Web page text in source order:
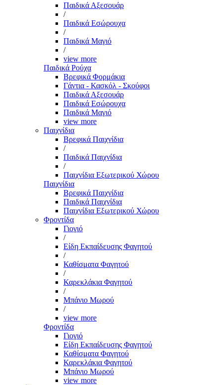
Παιδικά Αξεσουάρ
/
Παιδικά Εσώρουχα
/
Παιδικά Μαγιό
/
view more
Παιδικά Ρούχα
Βρεφικά Φορμάκια
Γάντια - Κασκόλ - Σκούφοι
Παιδικά Αξεσουάρ
Παιδικά Εσώρουχα
Παιδικά Μαγιό
view more
Παιχνίδια
Βρεφικά Παιχνίδια
/
Παιδικά Παιχνίδια
/
Παιχνίδια Εξωτερικού Χώρου
Παιχνίδια
Βρεφικά Παιχνίδια
Παιδικά Παιχνίδια
Παιχνίδια Εξωτερικού Χώρου
Φροντίδα
Γιογιό
/
Είδη Εκπαίδευσης Φαγητού
/
Καθίσματα Φαγητού
/
Καρεκλάκια Φαγητού
/
Μπάνιο Μωρού
/
view more
Φροντίδα
Γιογιό
Είδη Εκπαίδευσης Φαγητού
Καθίσματα Φαγητού
Καρεκλάκια Φαγητού
Μπάνιο Μωρού
view more